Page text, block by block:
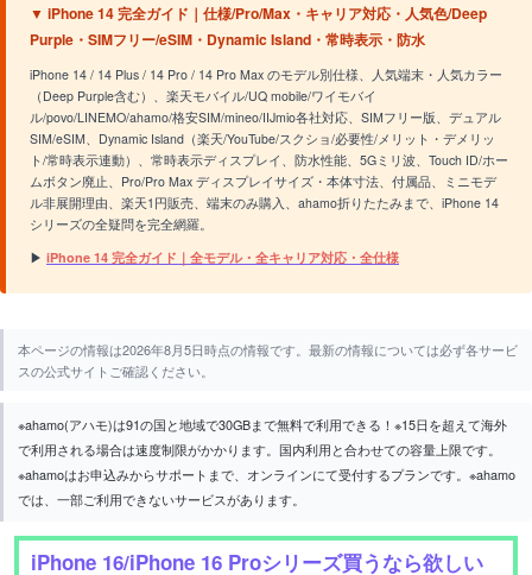
▼ iPhone 14 完全ガイド｜仕様/Pro/Max・キャリア対応・人気色/Deep
Purple・SIMフリー/eSIM・Dynamic Island・常時表示・防水
iPhone 14 / 14 Plus / 14 Pro / 14 Pro Max のモデル別仕様、人気端末・人気カラー
（Deep Purple含む）、楽天モバイル/UQ mobile/ワイモバイ
ル/povo/LINEMO/ahamo/格安SIM/mineo/IIJmio各社対応、SIMフリー版、デュアル
SIM/eSIM、Dynamic Island（楽天/YouTube/スクショ/必要性/メリット・デメリッ
ト/常時表示連動）、常時表示ディスプレイ、防水性能、5Gミリ波、Touch ID/ホー
ムボタン廃止、Pro/Pro Max ディスプレイサイズ・本体寸法、付属品、ミニモデ
ル非展開理由、楽天1円販売、端末のみ購入、ahamo折りたたみまで、iPhone 14
シリーズの全疑問を完全網羅。
▶ iPhone 14 完全ガイド｜全モデル・全キャリア対応・全仕様
本ページの情報は2026年8月5日時点の情報です。最新の情報については必ず各サービ
スの公式サイトご確認ください。
※ahamo(アハモ)は91の国と地域で30GBまで無料で利用できる！※15日を超えて海外
で利用される場合は速度制限がかかります。国内利用と合わせての容量上限です。
※ahamoはお申込みからサポートまで、オンラインにて受付するプランです。※ahamo
では、一部ご利用できないサービスがあります。
iPhone 16/iPhone 16 Proシリーズ買うなら欲しい